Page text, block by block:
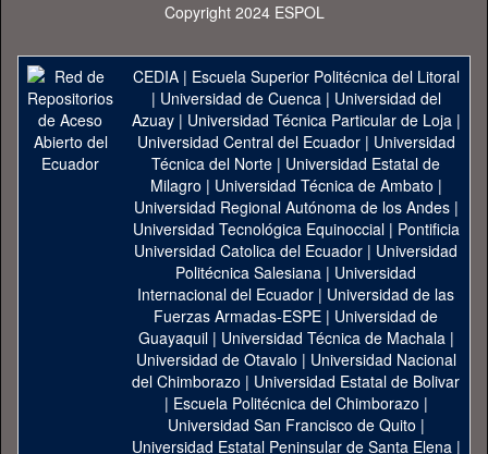
Copyright 2024 ESPOL
CEDIA| Escuela Superior Politécnica del Litoral
| Universidad de Cuenca| Universidad del
Azuay| Universidad Técnica Particular de Loja|
Universidad Central del Ecuador| Universidad
Técnica del Norte | Universidad Estatal de
Milagro | Universidad Técnica de Ambato |
Universidad Regional Autónoma de los Andes|
Universidad Tecnológica Equinoccial| Pontificia
Universidad Catolica del Ecuador | Universidad
Politécnica Salesiana | Universidad
Internacional del Ecuador | Universidad de las
Fuerzas Armadas-ESPE | Universidad de
Guayaquil| Universidad Técnica de Machala|
Universidad de Otavalo | Universidad Nacional
del Chimborazo | Universidad Estatal de Bolivar
| Escuela Politécnica del Chimborazo |
Universidad San Francisco de Quito |
Universidad Estatal Peninsular de Santa Elena|